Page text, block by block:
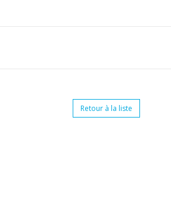
Retour à la liste